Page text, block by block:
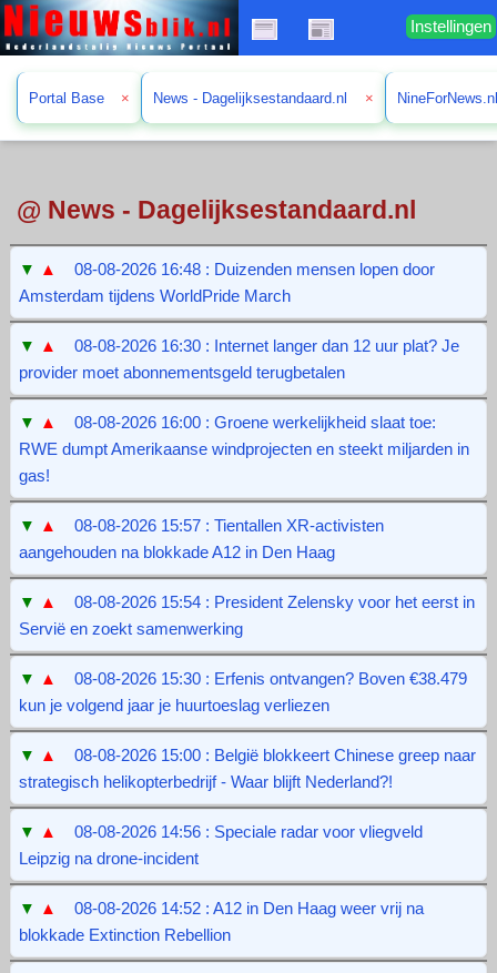
Instellingen
Portal Base × News - Dagelijksestandaard.nl ×
@ News - Dagelijksestandaard.nl
▼ ▲
08-08-2026 16:48 : Duizenden mensen lopen door
Amsterdam tijdens WorldPride March
▼ ▲
08-08-2026 16:30 : Internet langer dan 12 uur plat? Je
provider moet abonnementsgeld terugbetalen
▼ ▲
08-08-2026 16:00 : Groene werkelijkheid slaat toe:
RWE dumpt Amerikaanse windprojecten en steekt miljarden in
gas!
▼ ▲
08-08-2026 15:57 : Tientallen XR-activisten
aangehouden na blokkade A12 in Den Haag
▼ ▲
08-08-2026 15:54 : President Zelensky voor het eerst in
Servië en zoekt samenwerking
▼ ▲
08-08-2026 15:30 : Erfenis ontvangen? Boven €38.479
kun je volgend jaar je huurtoeslag verliezen
▼ ▲
08-08-2026 15:00 : België blokkeert Chinese greep naar
strategisch helikopterbedrijf - Waar blijft Nederland?!
▼ ▲
08-08-2026 14:56 : Speciale radar voor vliegveld
Leipzig na drone-incident
▼ ▲
08-08-2026 14:52 : A12 in Den Haag weer vrij na
blokkade Extinction Rebellion